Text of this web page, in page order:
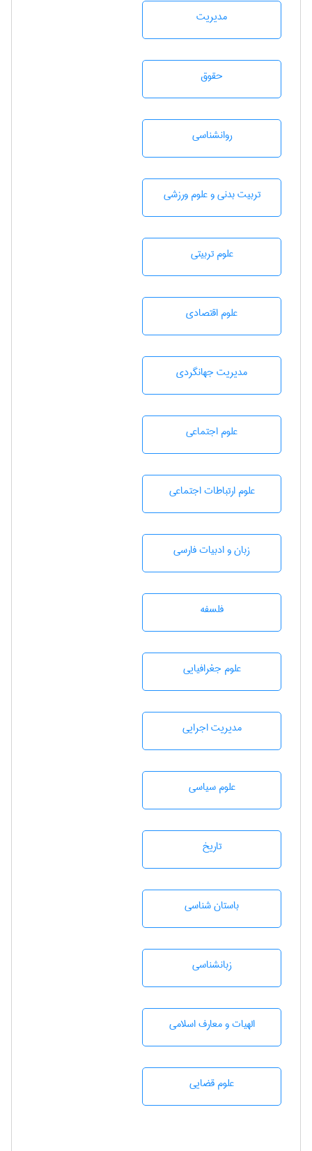
مديريت
حقوق
روانشناسی
تربيت بدنی و علوم ورزشی
علوم تربيتی
علوم اقتصادی
مديريت جهانگردی
علوم اجتماعی
علوم ارتباطات اجتماعی
زبان و ادبيات فارسی
فلسفه
علوم جغرافيايی
مديريت اجرايی
علوم سياسی
تاريخ
باستان شناسی
زبانشناسی
الهیات و معارف اسلامی
علوم قضایی